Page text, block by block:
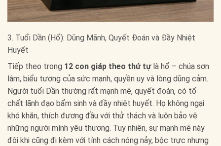
3. Tuổi Dần (Hổ): Dũng Mãnh, Quyết Đoán và Đầy Nhiệt
Huyết
Tiếp theo trong 12 con giáp theo thứ tựlà hổ – chúa sơn
lâm, biểu tượng của sức mạnh, quyền uy và lòng dũng cảm.
Người tuổi Dần thường rất mạnh mẽ, quyết đoán, có tố
chất lãnh đạo bẩm sinh và đầy nhiệt huyết. Họ không ngại
khó khăn, thích đương đầu với thử thách và luôn bảo vệ
những người mình yêu thương. Tuy nhiên, sự mạnh mẽ này
đôi khi cũng đi kèm với tính cách nóng nảy, bộc trực nhưng